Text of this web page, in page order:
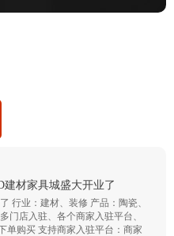
建材家具城盛大开业了
行业：建材、装修 产品：陶瓷、
门店入驻、各个商家入驻平台、
单购买 支持商家入驻平台：商家